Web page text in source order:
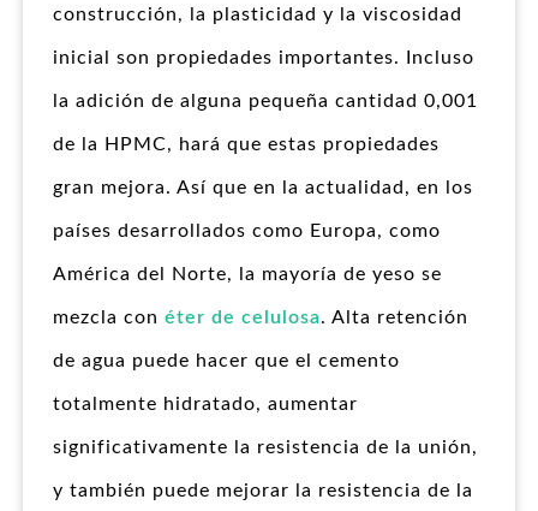
construcción, la plasticidad y la viscosidad
inicial son propiedades importantes. Incluso
la adición de alguna pequeña cantidad 0,001
de la HPMC, hará que estas propiedades
gran mejora. Así que en la actualidad, en los
países desarrollados como Europa, como
América del Norte, la mayoría de yeso se
mezcla con éter de celulosa. Alta retención
de agua puede hacer que el cemento
totalmente hidratado, aumentar
significativamente la resistencia de la unión,
y también puede mejorar la resistencia de la